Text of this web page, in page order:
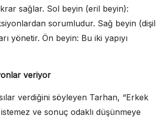
sağlar. Sol beyin (eril beyin):
sorumludur. Sağ beyin (dişil
yönetir. Ön beyin: Bu iki yapıyı
veriyor
verdiğini söyleyen Tarhan, “Erkek
ve sonuç odaklı düşünmeye